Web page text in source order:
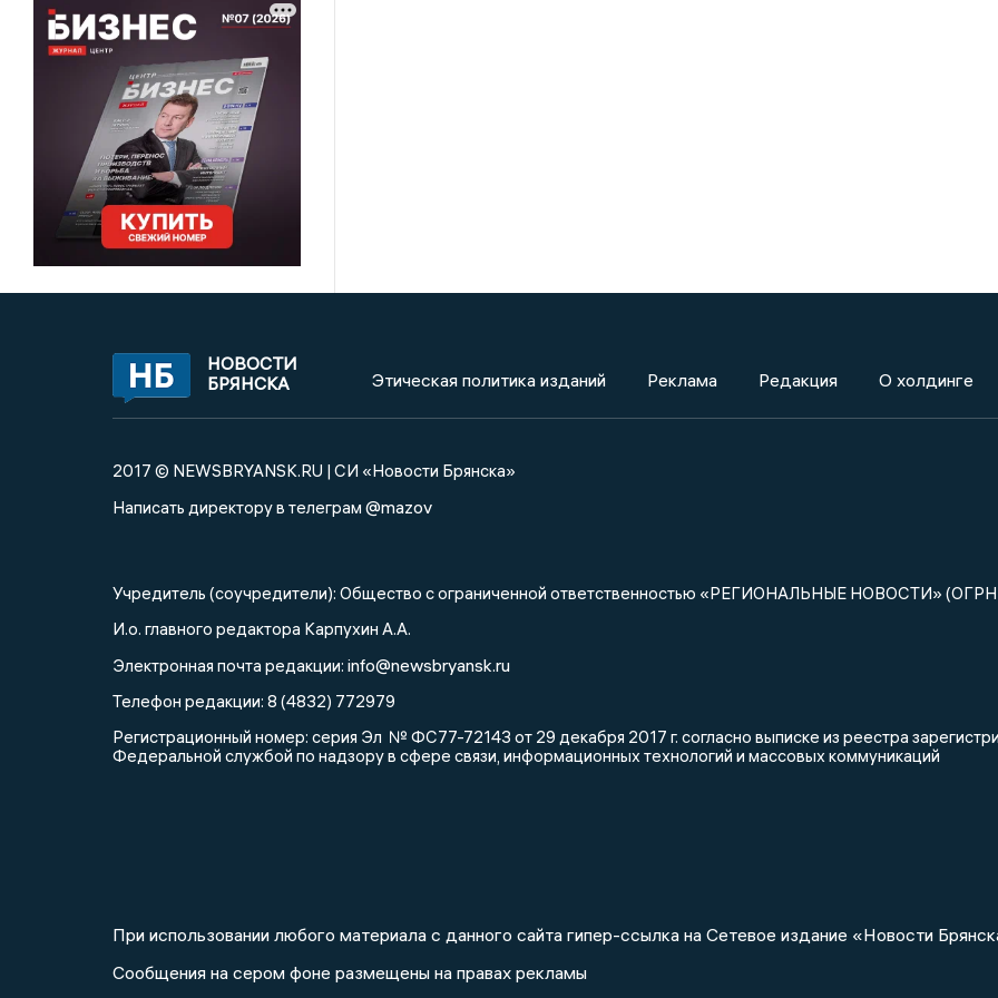
НОВОСТИ
БРЯНСКА
Этическая политика изданий Реклама Редакция О холдинге
2017 © NEWSBRYANSK.RU | СИ «Новости Брянска»
Написать директору в телеграм @mazov
Учредитель (соучредители): Общество с ограниченной ответственностью «РЕГИОНАЛЬНЫЕ НОВОСТИ» (ОГРН
И.о. главного редактора Карпухин А.А.
Электронная почта редакции: info@newsbryansk.ru
Телефон редакции: 8 (4832) 772979
Регистрационный номер: серия Эл № ФС77-72143 от 29 декабря 2017 г. согласно выписке из реестра
Федеральной службой по надзору в сфере связи, информационных технологий и массовых коммуникаций
При использовании любого материала с данного сайта гипер-ссылка на Сетевое издание «Новости
Сообщения на сером фоне размещены на правах рекламы